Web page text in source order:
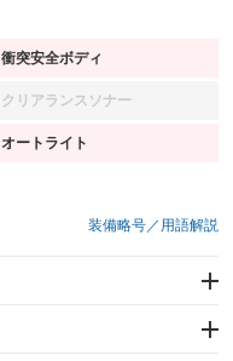
衝突安全ボディ
：装備あり
クリアランスソナー
：装備なし
オートライト
：装備あり
装備略号／用語解説